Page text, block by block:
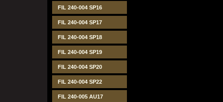
FIL 240-004 SP16
FIL 240-004 SP17
FIL 240-004 SP18
FIL 240-004 SP19
FIL 240-004 SP20
FIL 240-004 SP22
FIL 240-005 AU17